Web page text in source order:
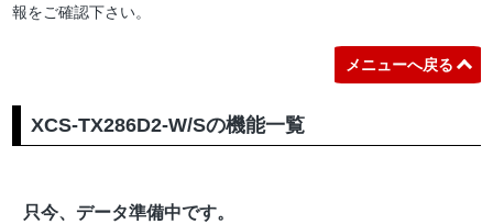
報をご確認下さい。
メニューへ戻る
XCS-TX286D2-W/Sの機能一覧
只今、データ準備中です。